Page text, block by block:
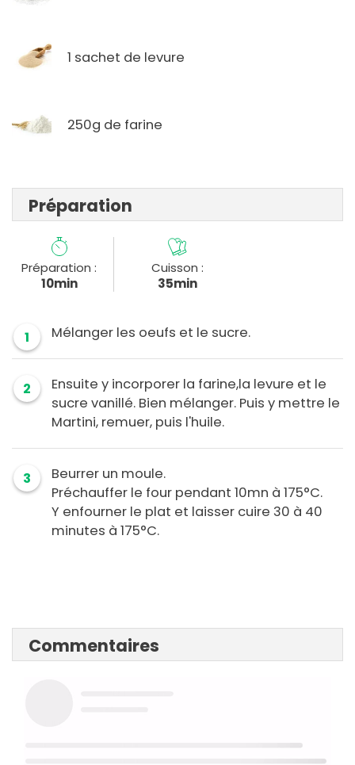
1 sachet de levure
250g de farine
Préparation
Préparation :
10min
Cuisson :
35min
1 Mélanger les oeufs et le sucre.
2
Ensuite y incorporer la farine,la levure et le
sucre vanillé. Bien mélanger. Puis y mettre le
Martini, remuer, puis l'huile.
3
Beurrer un moule.
Préchauffer le four pendant 10mn à 175°C.
Y enfourner le plat et laisser cuire 30 à 40
minutes à 175°C.
Commentaires